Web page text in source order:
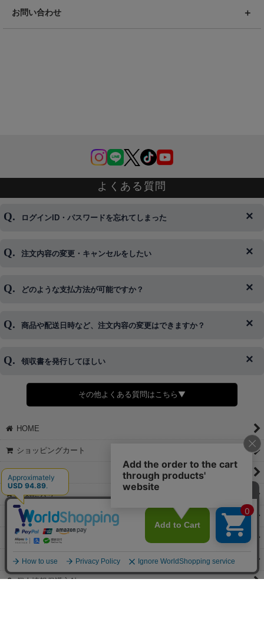
お問い合わせ
よくある質問
ログインID・パスワードを忘れてしまった
◆下記ページより、ログインIDの変更が可能です。
注文内容の変更・キャンセルをしたい
◆即日発送を行なっている関係上、午後以降のご連絡やキャンセル
※発送後、発送準備が完了しお手続きが間に合わない場合は変更、
どのような支払方法が可能ですか？
◆代金引換・クレジットカード・携帯キャリア決済・おねだり決
＞詳細は画像をタップ＜
商品や配送日時など、注文内容の変更はできますか？
◆商品発送前の変更は承っております。
さい。
領収書を発行してほしい
◆領収書はご希望頂いた場合のみ発行しております。
【これからご注文する場合】
STEP2「お届け先・お支払い」ページにて備考欄に下記の記載をお
願いします。
②宛名（空欄は上様は不可）
③但し書き（空欄やお品代は不可）
【すでにご注文が完了している場合】
①お電話・メール・LINEにて領収書希望の連絡をお願い致します
②後日、郵送にて領収書を送らせて頂きます。
①マイページから購入履歴→購入内容→領収書発行を選択。
②後日、郵送にて領収書を送らせて頂きます。
その他よくある質問はこちら▼
HOME
ショッピングカート
お気に入り
特定商取引法表示
ご利用案内
お問い合せ
個人情報保護方針